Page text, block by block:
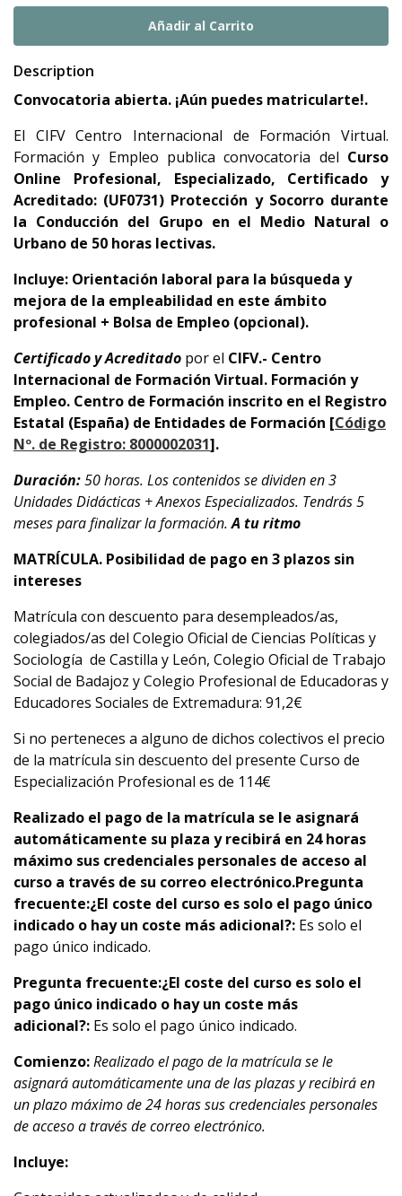
Description
Convocatoria abierta. ¡Aún puedes matricularte!.
El CIFV Centro Internacional de Formación Virtual.
Formación y Empleo publica convocatoria del Curso
Online Profesional, Especializado, Certificado y
Acreditado: (UF0731) Protección y Socorro durante
la Conducción del Grupo en el Medio Natural o
Urbano de 50 horas lectivas.
Incluye: Orientación laboral para la búsqueda y
mejora de la empleabilidad en este ámbito
profesional + Bolsa de Empleo (opcional).
Certificado y Acreditado por el CIFV.- Centro
Internacional de Formación Virtual. Formación y
Empleo. Centro de Formación inscrito en el Registro
Estatal (España) de Entidades de Formación [Código
Nº. de Registro: 8000002031].
Duración:50 horas. Los contenidos se dividen en 3
Unidades Didácticas + Anexos Especializados. Tendrás 5
meses para finalizar la formación.A tu ritmo
MATRÍCULA. Posibilidad de pago en 3 plazos sin
intereses
Matrícula con descuento para desempleados/as,
colegiados/as del Colegio Oficial de Ciencias Políticas y
Sociología de Castilla y León, Colegio Oficial de Trabajo
Social de Badajoz y Colegio Profesional de Educadoras y
Educadores Sociales de Extremadura: 91,2€
Si no perteneces a alguno de dichos colectivos el precio
de la matrícula sin descuento del presente Curso de
Especialización Profesional es de 114€
Realizado el pago de la matrícula se le asignará
automáticamente su plaza yrecibirá en 24 horas
máximo sus credenciales personales de acceso al
curso a través de su correo electrónico.Pregunta
frecuente:¿El coste del curso es solo el pago único
indicado o hay un coste más adicional?: Es solo el
pago único indicado.
Pregunta frecuente:¿El coste del curso es solo el
pago único indicado o hay un coste más
adicional?: Es solo el pago único indicado.
Comienzo:Realizado el pago de la matrícula se le
asignará automáticamente una de las plazas y recibirá en
un plazo máximo de 24 horas sus credenciales personales
de acceso a través de correo electrónico.
Incluye: